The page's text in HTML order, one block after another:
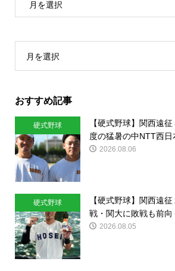
月を選択
おすすめ記事
硬式野球
【硬式野球】関西遠
度の猛暑の中NTT西日
2026.08.06
硬式野球
【硬式野球】関西遠
戦・関大に敗戦も前
2026.08.05